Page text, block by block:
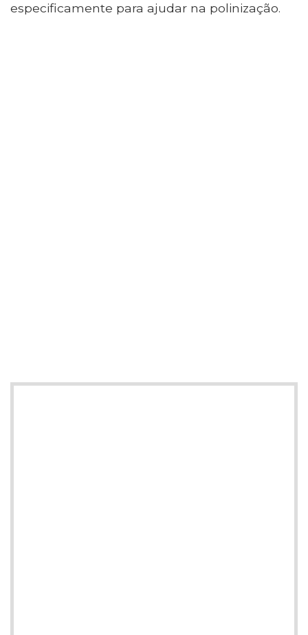
especificamente para ajudar na polinização.